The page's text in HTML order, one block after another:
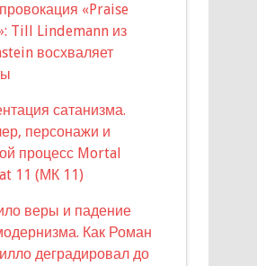
«Praise
Till Lindemann из
восхваляет
сатанизма.
персонажи и
процесс Mortal
11 (МК 11)
веры и падение
Как Роман
деградировал до